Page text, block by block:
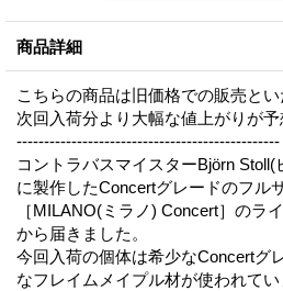
商品詳細
こちらの商品は旧価格での販売とい
次回入荷分より大幅な値上がりが予
------------------------------------------------
コントラバスマイスターBjörn
に製作したConcertグレードのフル
［MILANO(ミラノ) Concert］のラ
から届きました。
今回入荷の個体は希少なConcertグ
なフレイムメイプル材が使われてい